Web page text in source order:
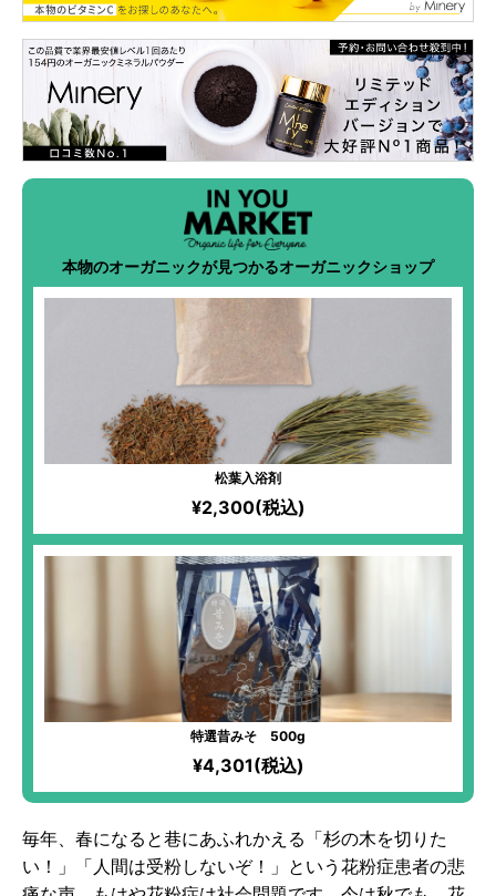
本物のオーガニックが見つかるオーガニックショップ
松葉入浴剤
¥2,300(税込)
特選昔みそ 500g
¥4,301(税込)
毎年、春になると巷にあふれかえる「杉の木を切りた
い！」「人間は受粉しないぞ！」という花粉症患者の悲